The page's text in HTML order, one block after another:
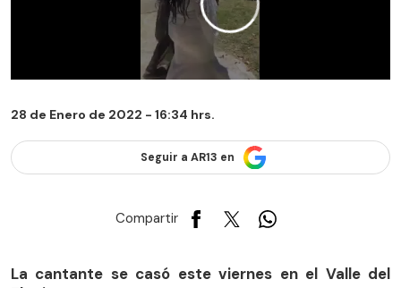
28 de Enero de 2022 - 16:34 hrs.
Seguir a AR13 en
Compartir
La cantante se casó este viernes en el Valle del